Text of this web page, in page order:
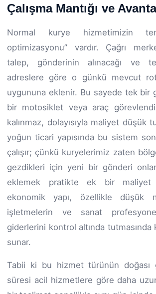
Çalışma Mantığı ve
Normal kurye hizmetimizin
optimizasyonu” vardır. Çağrı
talep, gönderinin alınacağı ve
adreslere göre o günkü mevcut
uygununa eklenir. Bu sayede tek bir
bir motosiklet veya araç
kalınmaz, dolayısıyla maliyet düşük
yoğun ticari yapısında bu sistem
çalışır; çünkü kuryelerimiz zaten
gezdikleri için yeni bir gönderi
eklemek pratikte ek bir maliyet
ekonomik yapı, özellikle düşük
işletmelerin ve sanat
giderlerini kontrol altında tutmasında
sunar.
Tabii ki bu hizmet türünün doğası
süresi acil hizmetlere göre daha